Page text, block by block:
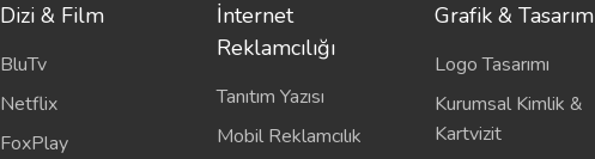
Dizi & Film
BluTv
Netflix
FoxPlay
İnternet
Reklamcılığı
Tanıtım Yazısı
Mobil Reklamcılık
Grafik & Tasarım
Logo Tasarımı
Kurumsal Kimlik &
Kartvizit